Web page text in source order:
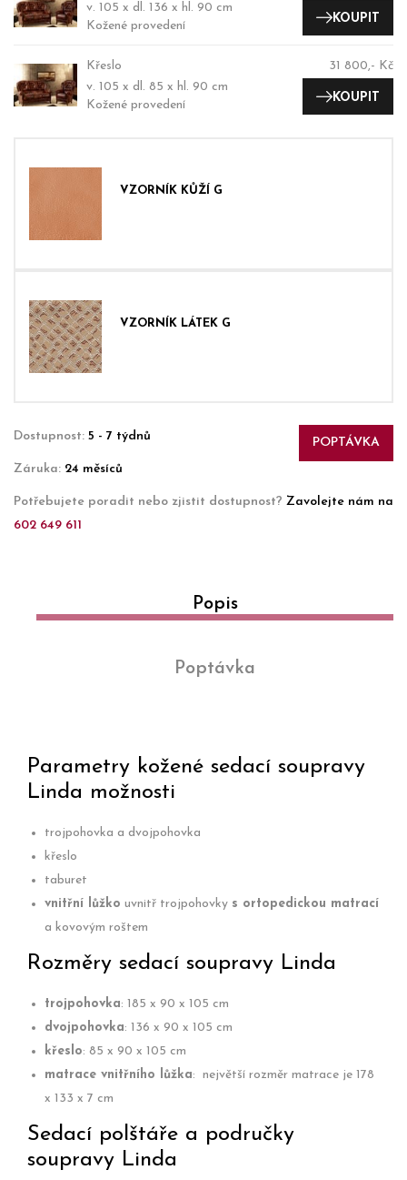
v. 105 x dl. 136 x hl. 90 cm
Kožené provedení
KOUPIT
Křeslo
v. 105 x dl. 85 x hl. 90 cm
Kožené provedení
31 800,- Kč
KOUPIT
VZORNÍK KŮŽÍ G
VZORNÍK LÁTEK G
POPTÁVKA
Dostupnost: 5 - 7 týdnů
Záruka: 24 měsíců
Potřebujete poradit nebo zjistit dostupnost? Zavolejte nám na
602 649 611
Popis
Poptávka
Parametry kožené sedací soupravy
Linda možnosti
trojpohovka a dvojpohovka
křeslo
taburet
vnitřní lůžko uvnitř trojpohovky s ortopedickou matrací
a kovovým roštem
Rozměry sedací soupravy Linda
trojpohovka: 185 x 90 x 105 cm
dvojpohovka: 136 x 90 x 105 cm
křeslo: 85 x 90 x 105 cm
matrace vnitřního lůžka: největší rozměr matrace je 178
x 133 x 7 cm
Sedací polštáře a područky
soupravy Linda